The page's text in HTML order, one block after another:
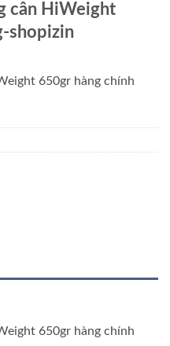
cân HiWeight
shopizin
650gr hàng chính
650gr hàng chính